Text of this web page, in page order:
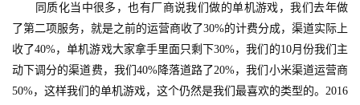
日
游
茶
对
同质化当中很多，也有厂商说我们做的单机游戏，我们去年做
了第二项服务，就是之前的运营商收了30%的计费分成，渠道实际上
收了40%，单机游戏大家拿手里面只剩下30%，我们的10月份我们主
动下调分的渠道费，我们40%降落道路了20%，我们小米渠道运营商
50%，这样我们的单机游戏，这个仍然是我们最喜欢的类型的。2016